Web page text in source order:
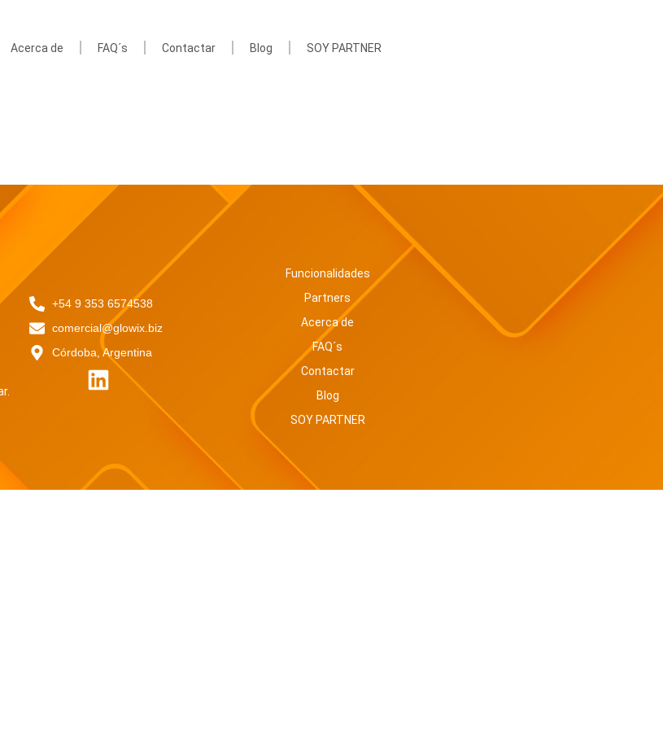
Acerca de FAQ´s Contactar Blog SOY PARTNER
+54 9 353 6574538
comercial@glowix.biz
Córdoba, Argentina
Funcionalidades
Partners
Acerca de
FAQ´s
Contactar
Blog
SOY PARTNER